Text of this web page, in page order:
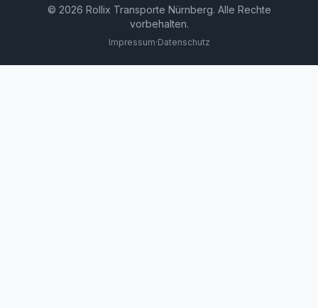
© 2026 Rollix Transporte Nürnberg. Alle Rechte
vorbehalten.
Impressum·Datenschutz